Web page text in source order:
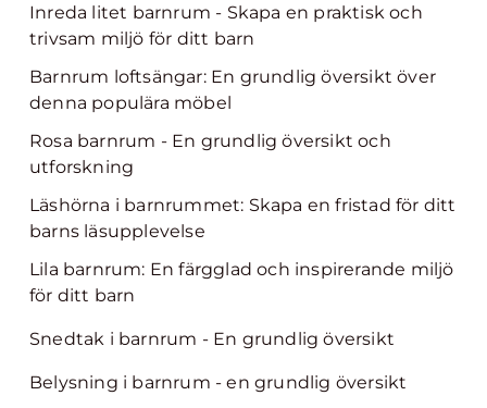
Inreda litet barnrum - Skapa en praktisk och
trivsam miljö för ditt barn
Barnrum loftsängar: En grundlig översikt över
denna populära möbel
Rosa barnrum - En grundlig översikt och
utforskning
Läshörna i barnrummet: Skapa en fristad för ditt
barns läsupplevelse
Lila barnrum: En färgglad och inspirerande miljö
för ditt barn
Snedtak i barnrum - En grundlig översikt
Belysning i barnrum - en grundlig översikt